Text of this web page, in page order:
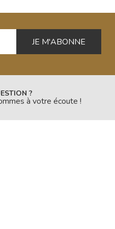
?
à votre écoute !